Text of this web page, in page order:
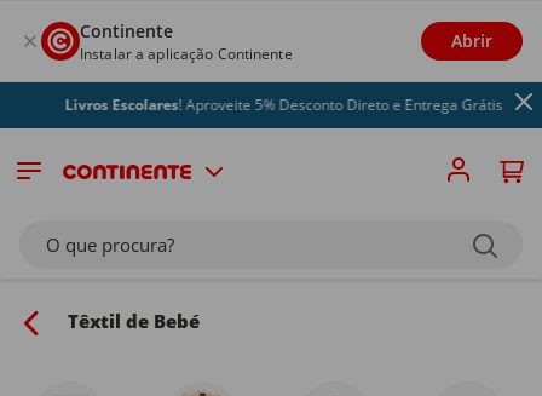
Continente
Instalar a aplicação Continente
Abrir
Livros Escolares! Aproveite 5% Desconto Direto e Entrega Grátis
O que procura?
Têxtil de Bebé